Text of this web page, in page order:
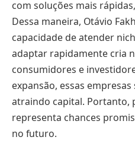
com soluções mais
Dessa maneira, Otávio
capacidade de atender
adaptar rapidamente cria
consumidores e
expansão, essas
atraindo capital. Portanto,
representa chances
no futuro.